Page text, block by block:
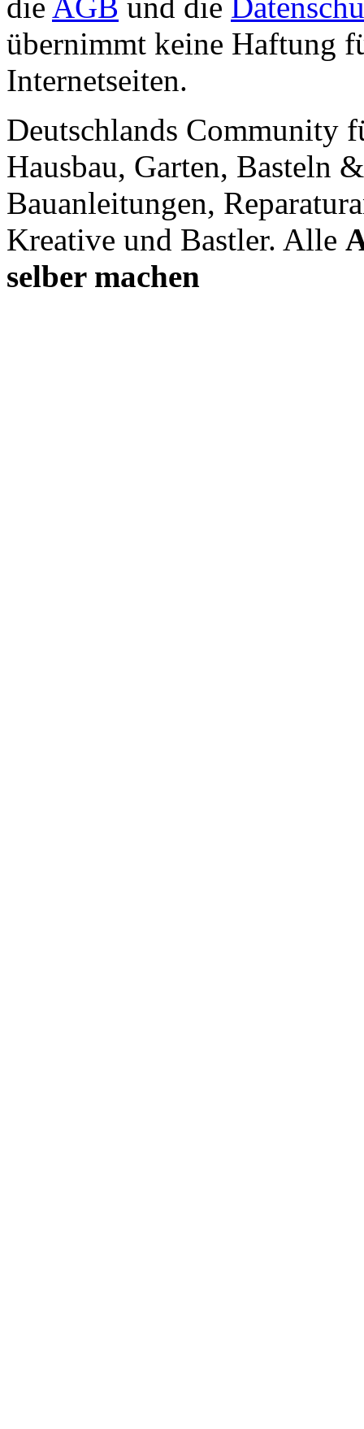
übernimmt keine Haftung
Internetseiten.
Deutschlands Community
Hausbau, Garten, Basteln
Bauanleitungen,
Kreative und Bastler. Alle
selber machen